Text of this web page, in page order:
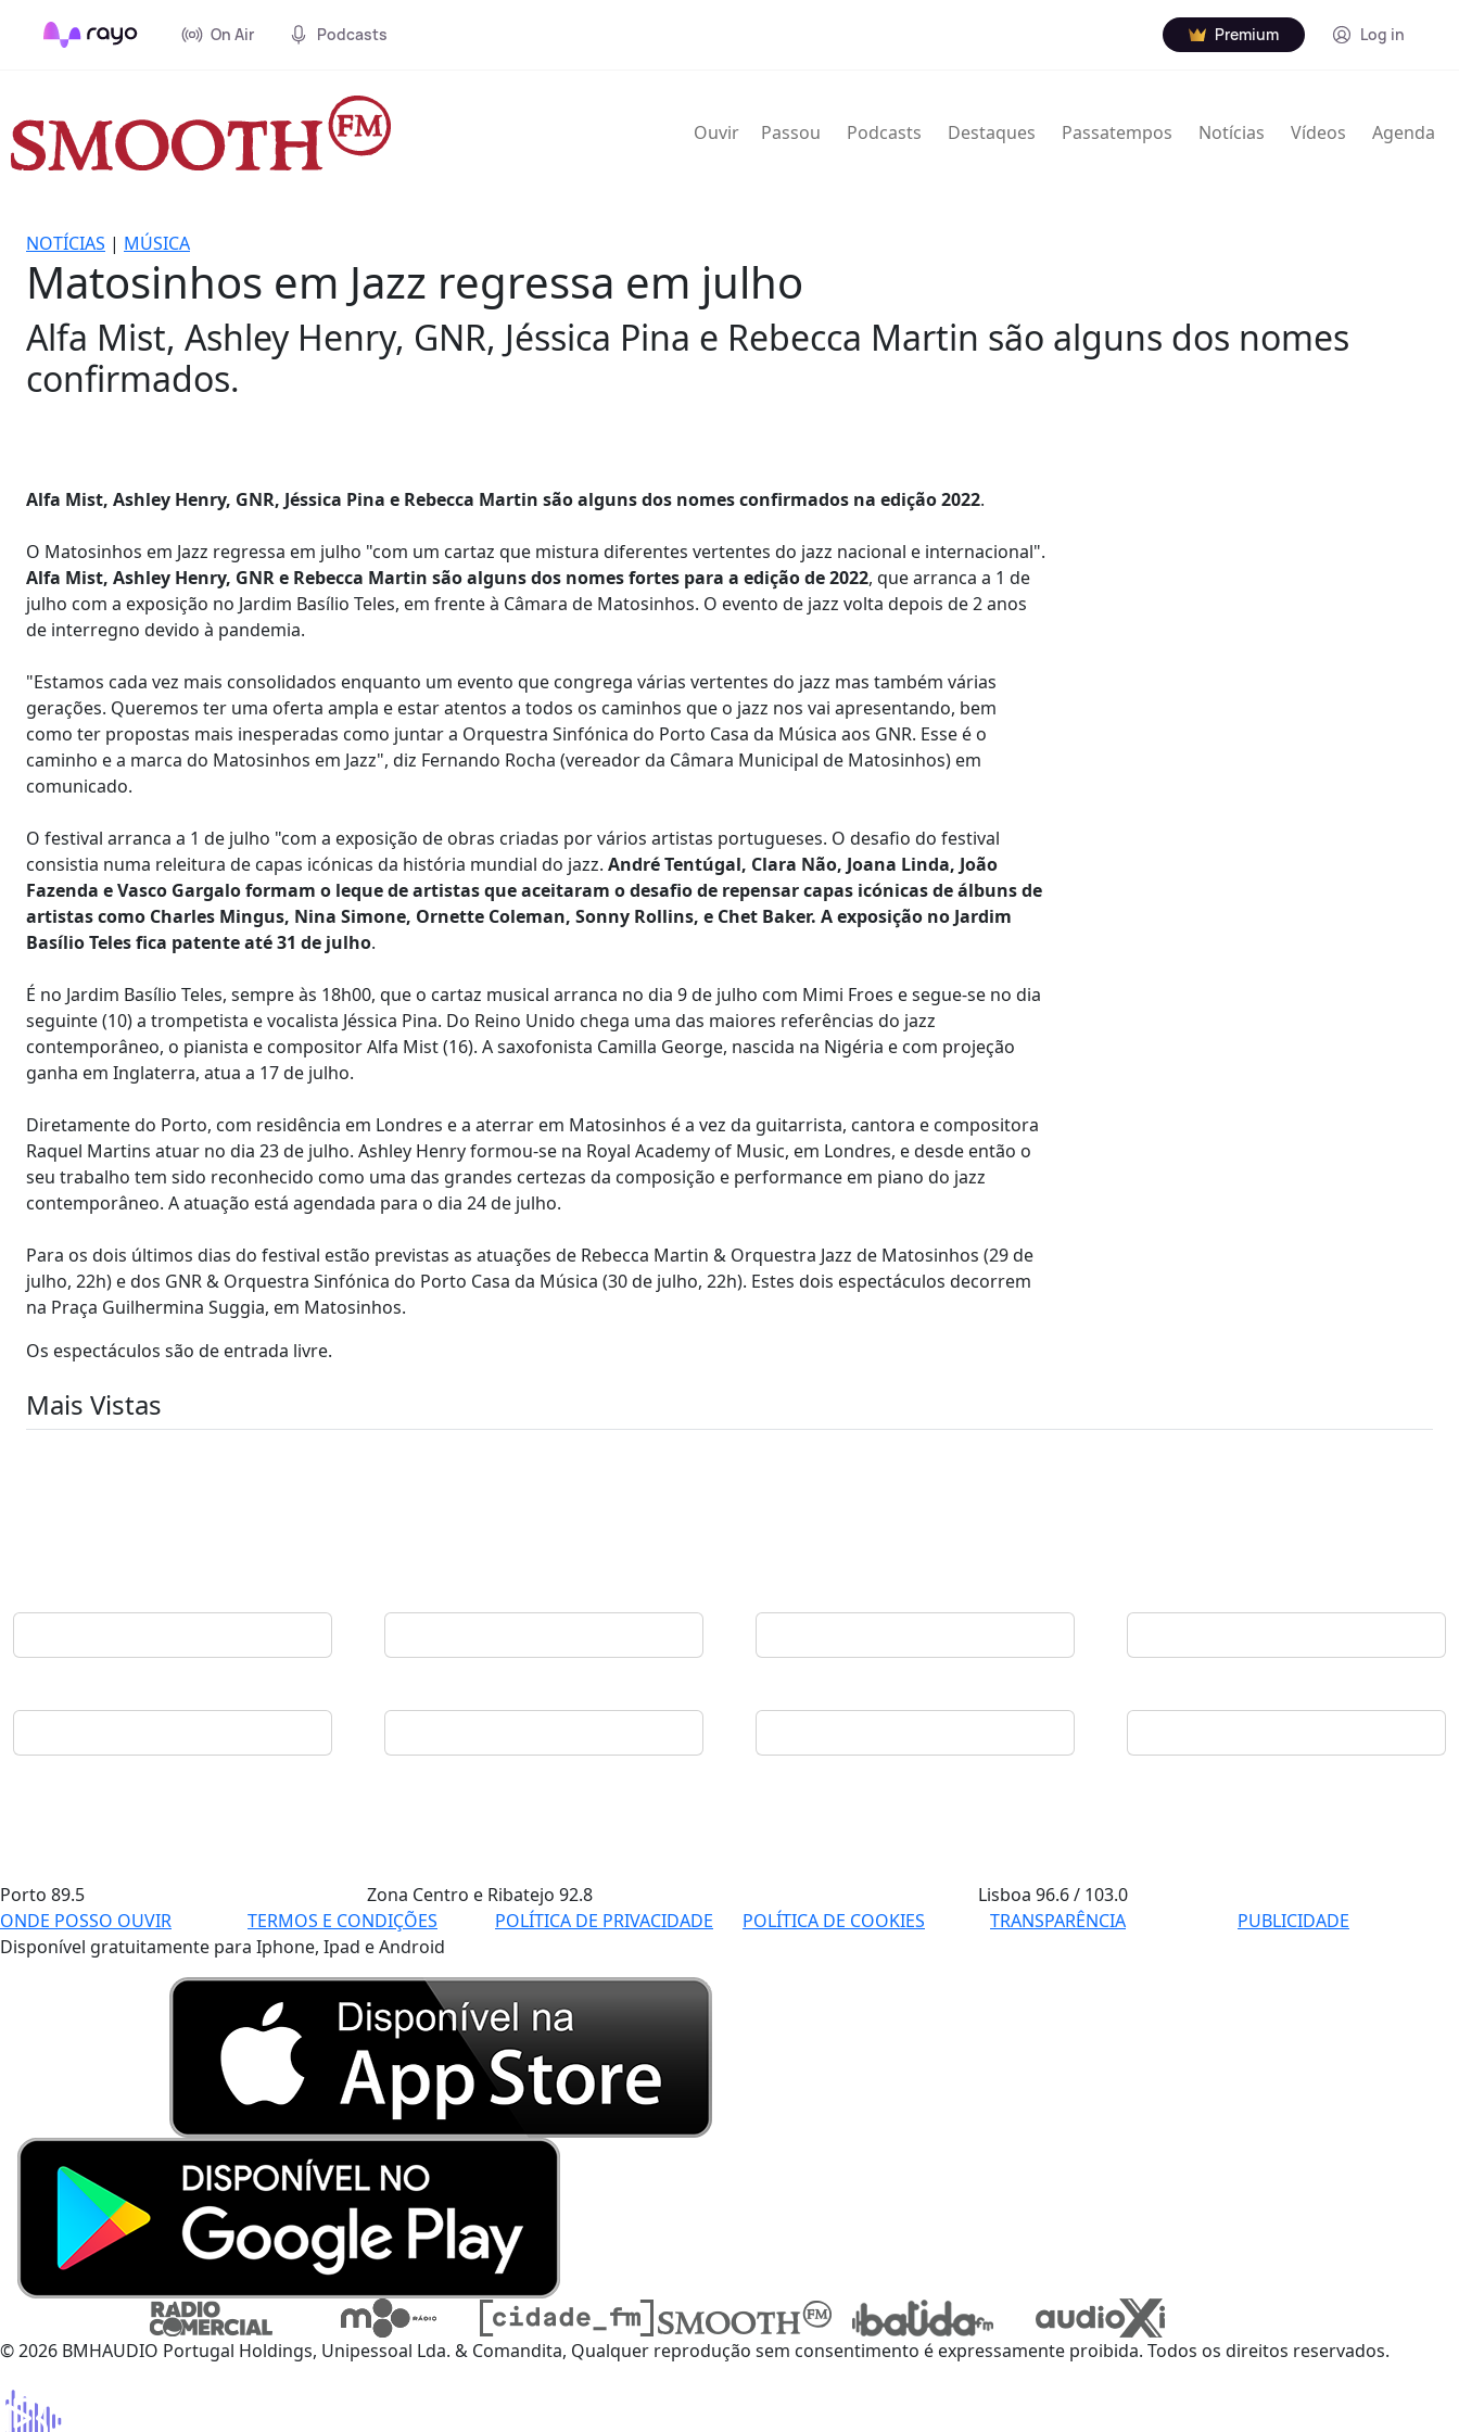
On Air Podcasts Premium Log in
Ouvir Passou Podcasts Destaques Passatempos Notícias Vídeos Agenda
NOTÍCIAS | MÚSICA
Matosinhos em Jazz regressa em julho
Alfa Mist, Ashley Henry, GNR, Jéssica Pina e Rebecca Martin são alguns dos nomes
confirmados.
Alfa Mist, Ashley Henry, GNR, Jéssica Pina e Rebecca Martin são alguns dos nomes confirmados na edição 2022.
O Matosinhos em Jazz regressa em julho "com um cartaz que mistura diferentes vertentes do jazz nacional e internacional".
Alfa Mist, Ashley Henry, GNR e Rebecca Martin são alguns dos nomes fortes para a edição de 2022, que arranca a 1 de
julho com a exposição no Jardim Basílio Teles, em frente à Câmara de Matosinhos. O evento de jazz volta depois de 2 anos
de interregno devido à pandemia.
"Estamos cada vez mais consolidados enquanto um evento que congrega várias vertentes do jazz mas também várias
gerações. Queremos ter uma oferta ampla e estar atentos a todos os caminhos que o jazz nos vai apresentando, bem
como ter propostas mais inesperadas como juntar a Orquestra Sinfónica do Porto Casa da Música aos GNR. Esse é o
caminho e a marca do Matosinhos em Jazz", diz Fernando Rocha (vereador da Câmara Municipal de Matosinhos) em
comunicado.
O festival arranca a 1 de julho "com a exposição de obras criadas por vários artistas portugueses. O desafio do festival
consistia numa releitura de capas icónicas da história mundial do jazz. André Tentúgal, Clara Não, Joana Linda, João
Fazenda e Vasco Gargalo formam o leque de artistas que aceitaram o desafio de repensar capas icónicas de álbuns de
artistas como Charles Mingus, Nina Simone, Ornette Coleman, Sonny Rollins, e Chet Baker. A exposição no Jardim
Basílio Teles fica patente até 31 de julho.
É no Jardim Basílio Teles, sempre às 18h00, que o cartaz musical arranca no dia 9 de julho com Mimi Froes e segue-se no dia
seguinte (10) a trompetista e vocalista Jéssica Pina. Do Reino Unido chega uma das maiores referências do jazz
contemporâneo, o pianista e compositor Alfa Mist (16). A saxofonista Camilla George, nascida na Nigéria e com projeção
ganha em Inglaterra, atua a 17 de julho.
Diretamente do Porto, com residência em Londres e a aterrar em Matosinhos é a vez da guitarrista, cantora e compositora
Raquel Martins atuar no dia 23 de julho. Ashley Henry formou-se na Royal Academy of Music, em Londres, e desde então o
seu trabalho tem sido reconhecido como uma das grandes certezas da composição e performance em piano do jazz
contemporâneo. A atuação está agendada para o dia 24 de julho.
Para os dois últimos dias do festival estão previstas as atuações de Rebecca Martin & Orquestra Jazz de Matosinhos (29 de
julho, 22h) e dos GNR & Orquestra Sinfónica do Porto Casa da Música (30 de julho, 22h). Estes dois espectáculos decorrem
na Praça Guilhermina Suggia, em Matosinhos.
Os espectáculos são de entrada livre.
Mais Vistas
Porto 89.5 Zona Centro e Ribatejo 92.8 Lisboa96.6 / 103.0
ONDE POSSO OUVIR
TERMOS E CONDIÇÕES POLÍTICA DE PRIVACIDADE POLÍTICA DE COOKIES TRANSPARÊNCIA
PUBLICIDADE
Disponível gratuitamente para Iphone, Ipad e Android
© 2026 BMHAUDIO Portugal Holdings, Unipessoal Lda. & Comandita, Qualquer reprodução sem consentimento é expressamente proibida. Todos os direitos reservados.